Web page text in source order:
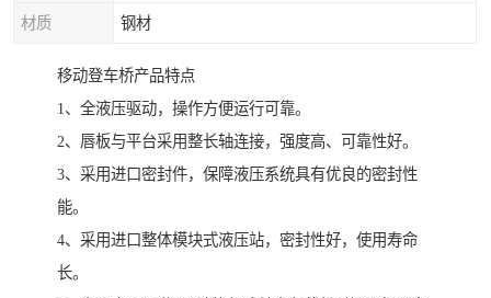
材质 钢材
移动登车桥产品特点
1、全液压驱动，操作方便运行可靠。
2、唇板与平台采用整长轴连接，强度高、可靠性好。
3、采用进口密封件，保障液压系统具有优良的密封性
能。
4、采用进口整体模块式液压站，密封性好，使用寿命
长。